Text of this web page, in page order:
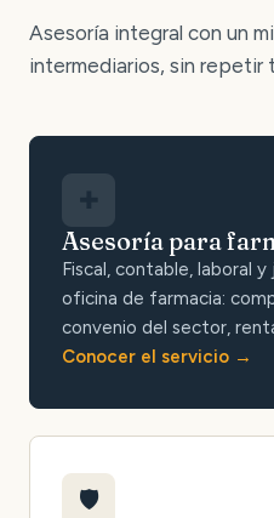
Asesoría integral con un
intermediarios, sin repetir
Asesoría para
Fiscal, contable, laboral
oficina de farmacia:
convenio del sector,
Conocer el servicio
🛡️